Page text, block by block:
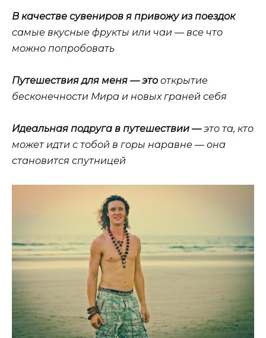
В качестве сувениров я привожу из поездок
самые вкусные фрукты или чаи — все что
можно попробовать
Путешествия для меня — этооткрытие
бесконечности Мира и новых граней себя
Идеальная подруга в путешествии —это та, кто
может идти с тобой в горы наравне — она
становится спутницей